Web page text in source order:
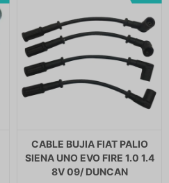
CABLE BUJIA FIAT PALIO
SIENA UNO EVO FIRE 1.0 1.4
8V 09/ DUNCAN